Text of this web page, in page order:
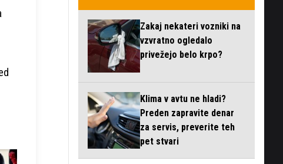
Zakaj nekateri vozniki na
vzvratno ogledalo
privežejo belo krpo?
Klima v avtu ne hladi?
Preden zapravite denar
za servis, preverite teh
pet stvari